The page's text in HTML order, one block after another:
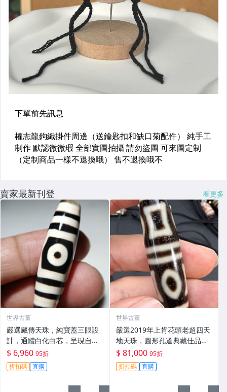
賣家最新刊登 看更多
世界古董
嚴選藏傳天珠，純寶蓋三眼設
計，通體白化白芯，呈現自然
風化美，手磨老料工藝獨特，
適合收藏把玩。天珠 mm 天珠
白化芯 風化包漿
$ 6,960 95折
折扣碼 直購
世界古董
嚴選2019年上肯花頭老超四天
地天珠，圓形孔道典藏佳品，
花頭絕版難得一見。收藏推薦
天地天珠 老超 四天
$ 81,000 95折
折扣碼 直購